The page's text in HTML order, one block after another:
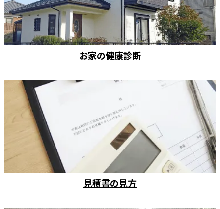
お家の健康診断
見積書の見方